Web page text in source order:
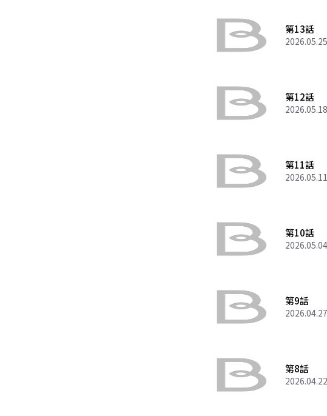
第13話
2026.05.25
第12話
2026.05.18
第11話
2026.05.11
第10話
2026.05.04
第9話
2026.04.27
第8話
2026.04.22